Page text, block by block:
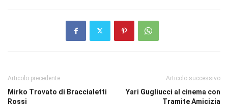
Articolo precedente
Mirko Trovato di Braccialetti
Rossi
Articolo successivo
Yari Gugliucci al cinema con
Tramite Amicizia